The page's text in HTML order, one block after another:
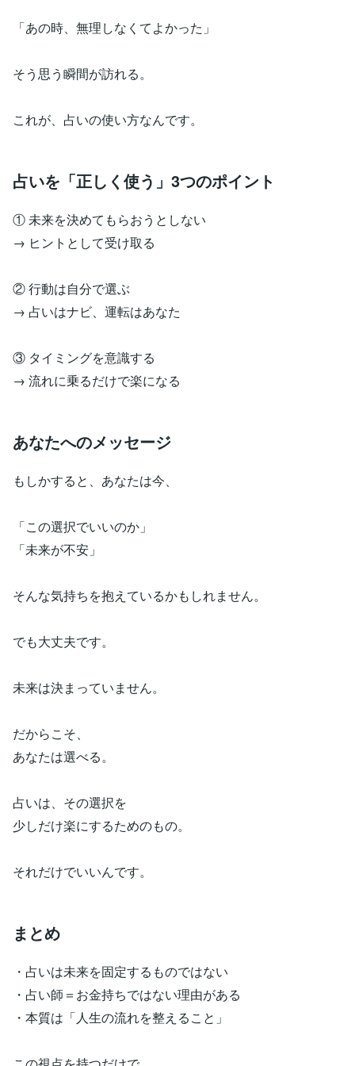
「あの時、無理しなくてよかった」
そう思う瞬間が訪れる。
これが、占いの使い方なんです。
占いを「正しく使う」3つのポイント
① 未来を決めてもらおうとしない
→ ヒントとして受け取る
② 行動は自分で選ぶ
→ 占いはナビ、運転はあなた
③ タイミングを意識する
→ 流れに乗るだけで楽になる
あなたへのメッセージ
もしかすると、あなたは今、
「この選択でいいのか」
「未来が不安」
そんな気持ちを抱えているかもしれません。
でも大丈夫です。
未来は決まっていません。
だからこそ、
あなたは選べる。
占いは、その選択を
少しだけ楽にするためのもの。
それだけでいいんです。
まとめ
・占いは未来を固定するものではない
・占い師＝お金持ちではない理由がある
・本質は「人生の流れを整えること」